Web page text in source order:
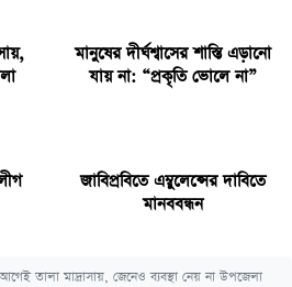
মানুষের দীর্ঘশ্বাসের শাস্তি এড়ানো
যায় না: “প্রকৃতি ভোলে না”
জাবিপ্রবিতে এম্বুলেন্সের দাবিতে
মানববন্ধন
তালা মাদ্রাসায়, জেনেও ব্যবস্থা নেয় না উপজেলা